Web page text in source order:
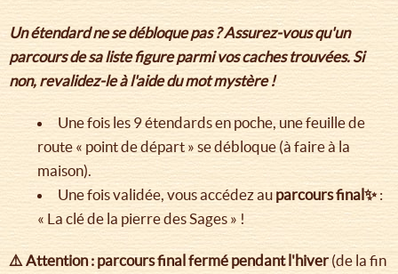
Un étendard ne se débloque pas ? Assurez-vous qu'un
parcours de sa liste figure parmi vos caches trouvées. Si
non, revalidez-le à l'aide du mot mystère !
Une fois les 9 étendards en poche, une feuille de
route « point de départ » se débloque (à faire à la
maison).
Une fois validée, vous accédez au parcours final✨:
« La clé de la pierre des Sages » !
⚠️ Attention : parcours final fermé pendant l'hiver (de la fin